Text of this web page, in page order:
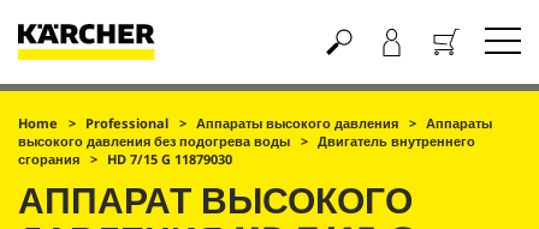
Корзина
Home Professional Аппараты высокого давления
Аппараты
высокого давления без подогрева воды
Двигатель внутреннего
сгорания
HD 7/15 G 11879030
АППАРАТ ВЫСОКОГО